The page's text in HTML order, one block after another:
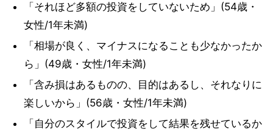
「それほど多額の投資をしていないため」(54歳・
女性/1年未満)
「相場が良く、マイナスになることも少なかったか
ら」(49歳・女性/1年未満)
「含み損はあるものの、目的はあるし、それなりに
楽しいから」(56歳・女性/1年未満)
「自分のスタイルで投資をして結果を残せているか